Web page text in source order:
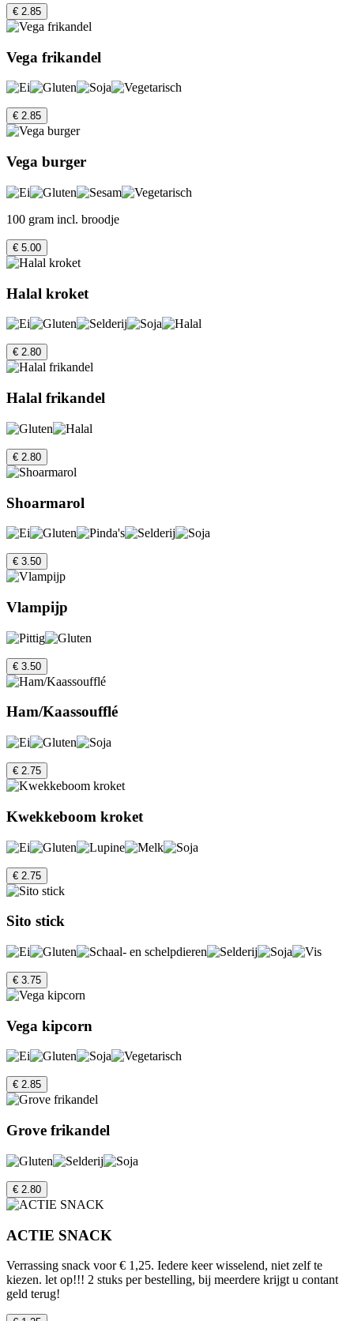
€ 2.85
Vega frikandel
€ 2.85
Vega burger
100 gram incl. broodje
€ 5.00
Halal kroket
€ 2.80
Halal frikandel
€ 2.80
Shoarmarol
€ 3.50
Vlampijp
€ 3.50
Ham/Kaassoufflé
€ 2.75
Kwekkeboom kroket
€ 2.75
Sito stick
€ 3.75
Vega kipcorn
€ 2.85
Grove frikandel
€ 2.80
ACTIE SNACK
Verrassing snack voor € 1,25. Iedere keer wisselend, niet zelf te
kiezen. let op!!! 2 stuks per bestelling, bij meerdere krijgt u contant
geld terug!